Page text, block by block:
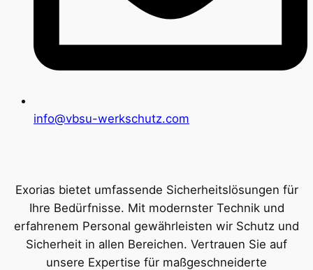
info@vbsu-werkschutz.com
Exorias bietet umfassende Sicherheitslösungen für
Ihre Bedürfnisse. Mit modernster Technik und
erfahrenem Personal gewährleisten wir Schutz und
Sicherheit in allen Bereichen. Vertrauen Sie auf
unsere Expertise für maßgeschneiderte